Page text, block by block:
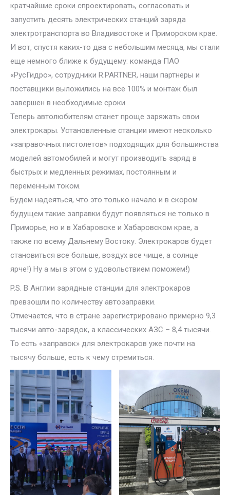
кратчайшие сроки спроектировать, согласовать и
запустить десять электрических станций заряда
электротранспорта во Владивостоке и Приморском крае.
И вот, спустя каких-то два с небольшим месяца, мы стали
еще немного ближе к будущему: команда ПАО
«РусГидро», сотрудники R.PARTNER, наши партнеры и
поставщики выложились на все 100% и монтаж был
завершен в необходимые сроки.
Теперь автолюбителям станет проще заряжать свои
электрокары. Установленные станции имеют несколько
«заправочных пистолетов» подходящих для большинства
моделей автомобилей и могут производить заряд в
быстрых и медленных режимах, постоянным и
переменным током.
Будем надеяться, что это только начало и в скором
будущем такие заправки будут появляться не только в
Приморье, но и в Хабаровске и Хабаровском крае, а
также по всему Дальнему Востоку. Электрокаров будет
становиться все больше, воздух все чище, а солнце
ярче!) Ну а мы в этом с удовольствием поможем!)
P.S. В Англии зарядные станции для электрокаров
превзошли по количеству автозаправки.
Отмечается, что в стране зарегистрировано примерно 9,3
тысячи авто-зарядок, а классических АЗС – 8,4 тысячи.
То есть «заправок» для электрокаров уже почти на
тысячу больше, есть к чему стремиться.